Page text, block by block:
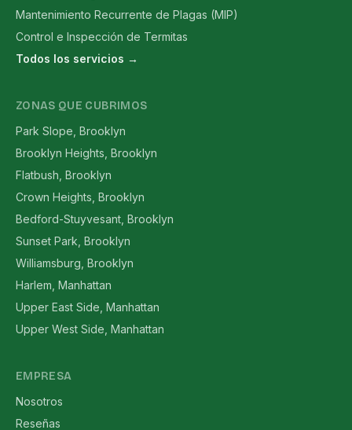
Mantenimiento Recurrente de Plagas (MIP)
Control e Inspección de Termitas
Todos los servicios →
ZONAS QUE CUBRIMOS
Park Slope, Brooklyn
Brooklyn Heights, Brooklyn
Flatbush, Brooklyn
Crown Heights, Brooklyn
Bedford-Stuyvesant, Brooklyn
Sunset Park, Brooklyn
Williamsburg, Brooklyn
Harlem, Manhattan
Upper East Side, Manhattan
Upper West Side, Manhattan
EMPRESA
Nosotros
Reseñas